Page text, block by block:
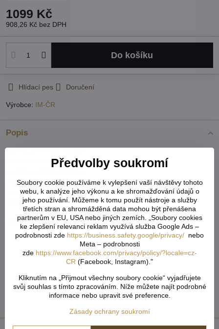
1099 Kč
908,26 Kč bez DPH
Do košíku
Hlídací pes Doručení
Výrobce: IM-ČR
Popis
Specifikace:český výrobek
rozměry přikrývky:90x135cm
Zapínání:zipové
Materiál:RJ-EL 16 (100% PES)
Teplota praní:až 90 °C
Více z kategorie
Ložní povlečení a prostěradla
Dětské povlečení do malé postýlky
Ložnice - povlečení, přehozy, kapny, polštáře
Předvolby soukromí
Soubory cookie používáme k vylepšení vaší návštěvy tohoto
webu, k analýze jeho výkonu a ke shromažďování údajů o
jeho používání. Můžeme k tomu použít nástroje a služby
třetích stran a shromážděná data mohou být přenášena
partnerům v EU, USA nebo jiných zemích. „Soubory cookies
ke zlepšení relevanci reklam využívá služba Google Ads –
podrobnosti zde https://business.safety.google/privacy/ nebo
Meta – podrobnosti
zde https://www.facebook.com/privacy/policy/?locale=cz-
CR (Facebook, Instagram)."
Kliknutím na „Přijmout všechny soubory cookie“ vyjadřujete
svůj souhlas s tímto zpracováním. Níže můžete najít podrobné
informace nebo upravit své preference.
Zásady ochrany soukromí